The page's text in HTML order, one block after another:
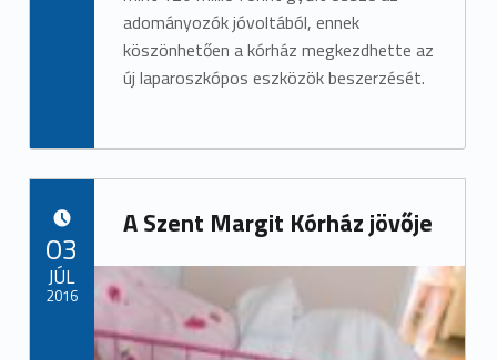
adományozók jóvoltából, ennek
köszönhetően a kórház megkezdhette az
új laparoszkópos eszközök beszerzését.
A Szent Margit Kórház jövője
03
JÚL
2016